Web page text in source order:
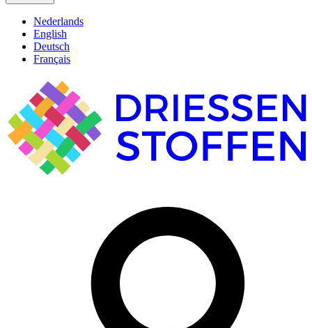
Nederlands
English
Deutsch
Français